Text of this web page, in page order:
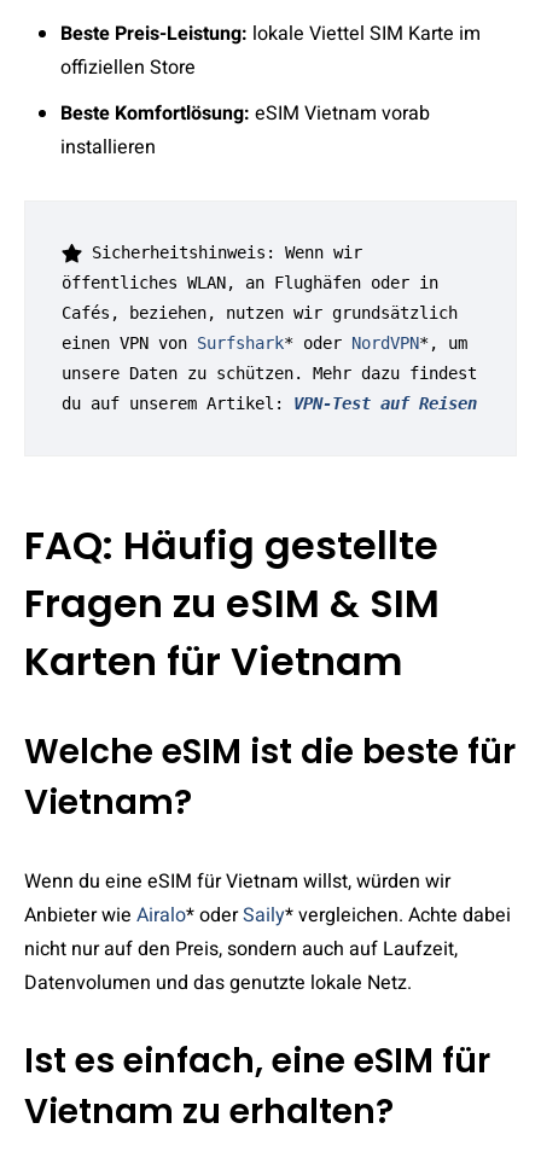
Beste Preis-Leistung: lokale Viettel SIM Karte im
offiziellen Store
Beste Komfortlösung: eSIM Vietnam vorab
installieren
Sicherheitshinweis: Wenn wir
öffentliches WLAN, an Flughäfen oder in
Cafés, beziehen, nutzen wir grundsätzlich
einen VPN von Surfshark* oder NordVPN*, um
unsere Daten zu schützen. Mehr dazu findest
du auf unserem Artikel: VPN-Test auf Reisen
FAQ: Häufig gestellte
Fragen zu eSIM & SIM
Karten für Vietnam
Welche eSIM ist die beste für
Vietnam?
Wenn du eine eSIM für Vietnam willst, würden wir
Anbieter wie Airalo* oderSaily* vergleichen. Achte dabei
nicht nur auf den Preis, sondern auch auf Laufzeit,
Datenvolumen und das genutzte lokale Netz.
Ist es einfach, eine eSIM für
Vietnam zu erhalten?